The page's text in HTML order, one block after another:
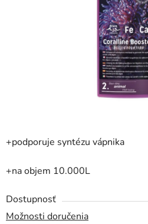
+podporuje syntézu vápnika
+na objem 10.000L
Dostupnosť
Možnosti doručenia